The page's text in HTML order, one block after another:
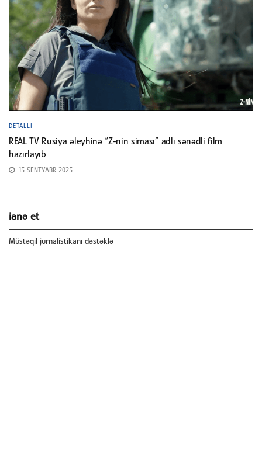
DETALLI
REAL TV Rusiya əleyhinə “Z-nin siması” adlı sənədli film
hazırlayıb
15 SENTYABR 2025
ianə et
Müstəqil jurnalistikanı dəstəklə